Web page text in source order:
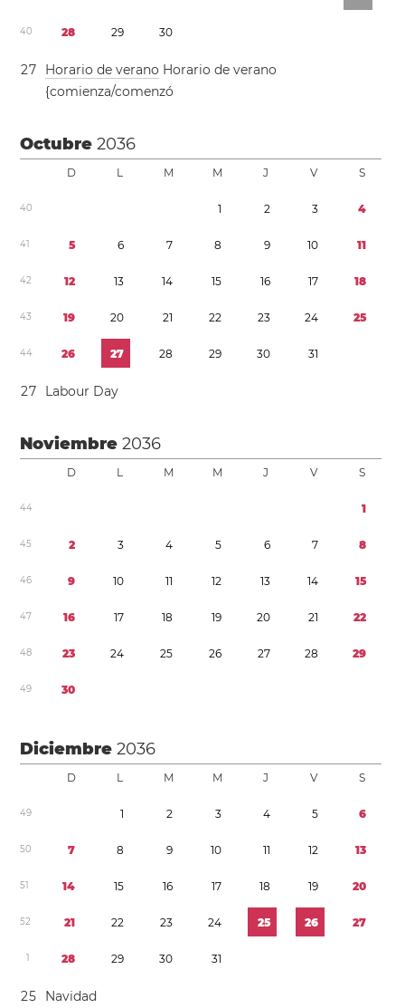
40 28 29 30
27 Horario de verano Horario de verano
{comienza/comenzó
Octubre2036
D L M M J V S
40 1 2 3 4
41 5 6 7 8 9 10 11
42 12 13 14 15 16 17 18
43 19 20 21 22 23 24 25
44 26 27 28 29 30 31
27 Labour Day
Noviembre2036
D L M M J V S
44 1
45 2 3 4 5 6 7 8
46 9 10 11 12 13 14 15
47 16 17 18 19 20 21 22
48 23 24 25 26 27 28 29
49 30
Diciembre2036
D L M M J V S
49 1 2 3 4 5 6
50 7 8 9 10 11 12 13
51 14 15 16 17 18 19 20
52 21 22 23 24 25 26 27
1 28 29 30 31
25
Navidad